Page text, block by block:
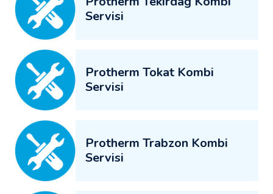
Servisi
Protherm Tokat Kombi
Servisi
Protherm Trabzon Kombi
Servisi